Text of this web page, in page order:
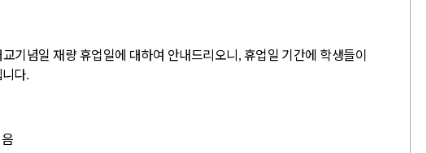
기념일 재량 휴업일에 대하여 안내드리오니, 휴업일 기간에 학생들이
다.